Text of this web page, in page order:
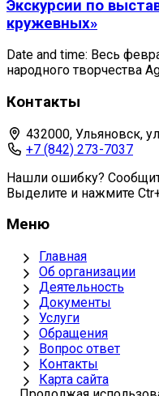
Экскурсии по
кружевных»
Date and time: Весь
народного творчества
Контакты
432000, Ульяновск,
+7 (842) 273-7037
Нашли ошибку?
Выделите и нажмите
Меню
Главная
Об организации
Деятельность
Документы
Услуги
Обращения
Вопрос ответ
Контакты
Карта сайта